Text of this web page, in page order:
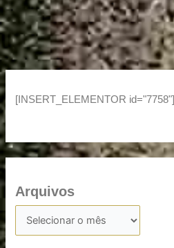
[INSERT_ELEMENTOR id="7758"]
Arquivos